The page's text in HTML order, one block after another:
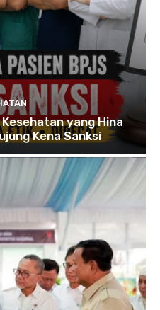
yang Hina
Kena Sanksi